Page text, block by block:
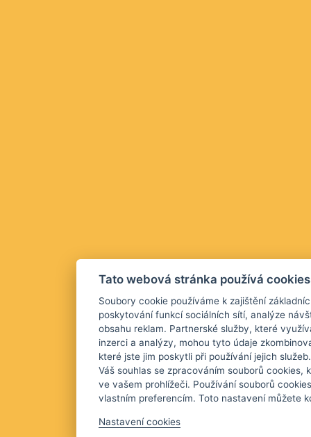
Tato webová stránka používá cookies
Soubory cookie používáme k zajištění
poskytování funkcí sociálních sítí, analýze
obsahu reklam. Partnerské služby, které
inzerci a analýzy, mohou tyto údaje
které jste jim poskytli při používání jejich
Váš souhlas se zpracováním souborů cookies,
ve vašem prohlížeči. Používání souborů
vlastním preferencím. Toto nastavení můžete
Nastavení cookies